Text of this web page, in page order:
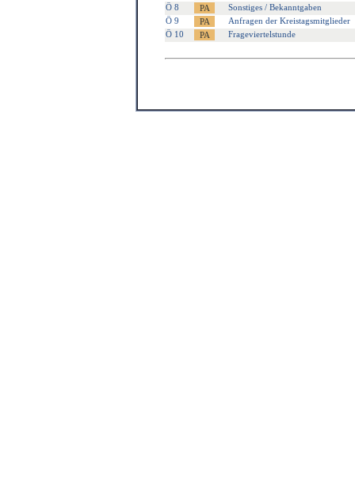
Ö 8
Sonstiges / Bekanntgaben
Ö 9
Anfragen der Kreistagsmitglieder
Ö 10
Frageviertelstunde